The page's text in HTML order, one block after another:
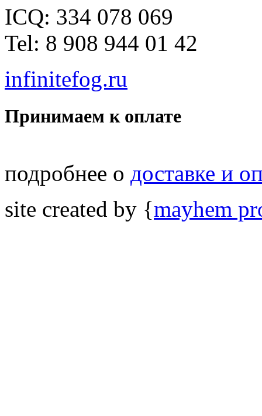
ICQ: 334 078 069
Tel: 8 908 944 01 42
infinitefog.ru
Принимаем к оплате
подробнее о доставке и
site created by {mayhem